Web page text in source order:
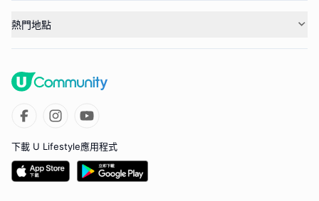
熱門地點
下載 U Lifestyle應用程式